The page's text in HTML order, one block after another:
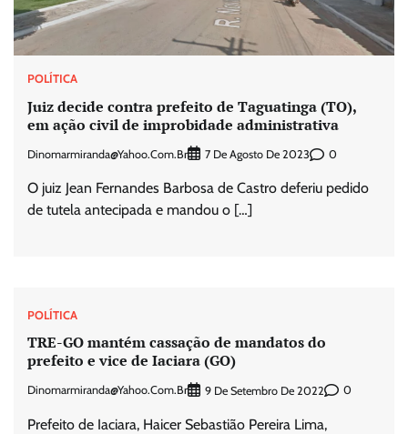
POLÍTICA
Juiz decide contra prefeito de Taguatinga (TO),
em ação civil de improbidade administrativa
Dinomarmiranda@yahoo.com.br 7 De Agosto De 2023 0
O juiz Jean Fernandes Barbosa de Castro deferiu pedido
de tutela antecipada e mandou o […]
POLÍTICA
TRE-GO mantém cassação de mandatos do
prefeito e vice de Iaciara (GO)
Dinomarmiranda@yahoo.com.br 9 De Setembro De 2022 0
Prefeito de Iaciara, Haicer Sebastião Pereira Lima,